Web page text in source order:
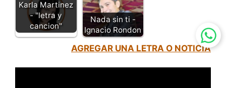
Karla Martinez
- "letra y
cancion"
Nada sin ti -
Ignacio Rondon
AGREGAR UNA LETRA O NOTICIA